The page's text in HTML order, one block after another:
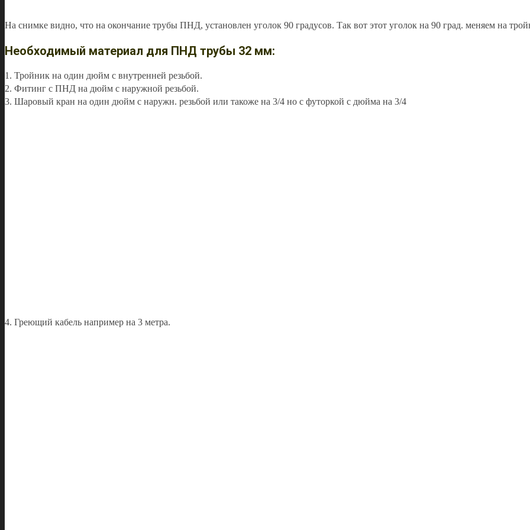
На снимке видно, что на окончание трубы ПНД, установлен уголок 90 градусов. Так вот этот уголок на 90 град. меняем на
Необходимый материал для ПНД трубы 32 мм:
1. Тройник на один дюйм с внутренней резьбой.
2. Фитинг с ПНД на дюйм с наружной резьбой.
3. Шаровый кран на один дюйм с наружн. резьбой или такоже на 3/4 но с футоркой с дюйма на 3/4
4. Греющий кабель например на 3 метра.